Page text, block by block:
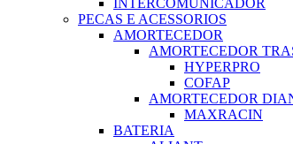
INTERCOMUNICADOR
PECAS E ACESSORIOS
AMORTECEDOR
AMORTECEDOR
HYPERPRO
COFAP
AMORTECEDOR
MAXRACIN
BATERIA